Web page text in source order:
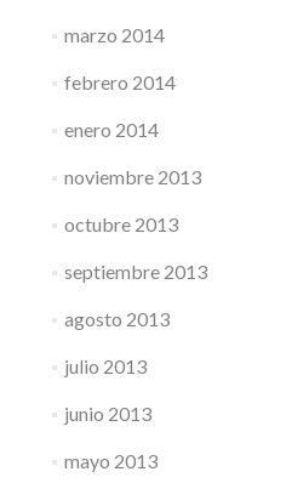
marzo 2014
febrero 2014
enero 2014
noviembre 2013
octubre 2013
septiembre 2013
agosto 2013
julio 2013
junio 2013
mayo 2013